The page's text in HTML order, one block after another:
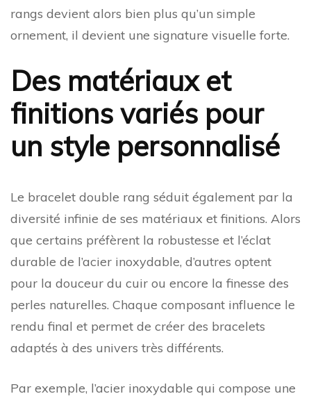
rangs devient alors bien plus qu’un simple
ornement, il devient une signature visuelle forte.
Des matériaux et
finitions variés pour
un style personnalisé
Le bracelet double rang séduit également par la
diversité infinie de ses matériaux et finitions. Alors
que certains préfèrent la robustesse et l’éclat
durable de l’acier inoxydable, d’autres optent
pour la douceur du cuir ou encore la finesse des
perles naturelles. Chaque composant influence le
rendu final et permet de créer des bracelets
adaptés à des univers très différents.
Par exemple, l’acier inoxydable qui compose une